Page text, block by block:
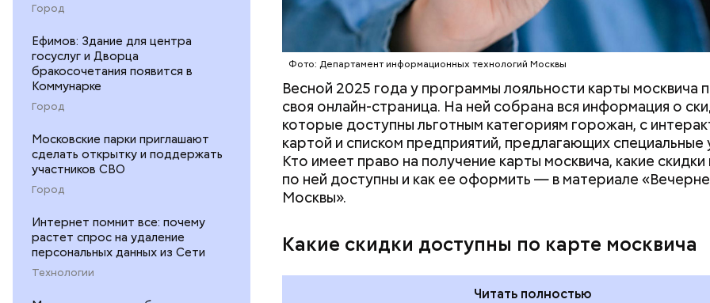
Город
Ефимов: Здание для центра
госуслуг и Дворца
бракосочетания появится в
Коммунарке
Город
Московские парки приглашают
сделать открытку и поддержать
участников СВО
Город
Интернет помнит все: почему
растет спрос на удаление
персональных данных из Сети
Технологии
Фото: Департамент информационных технологий Москвы
Весной 2025 года у программы лояльности карты москвича
своя онлайн-страница. На ней собрана вся информация о
которые доступны льготным категориям горожан, с
картой и списком предприятий, предлагающих специальные
Кто имеет право на получение карты москвича, какие скидки
по ней доступны и как ее оформить — в материале
Москвы».
Какие скидки доступны по карте москвича
Читать полностью
— На сегодняшний день уже готово более 50 процентов
веломаршрута, то есть около 71 километра. В 2023 году его
— от Тимирязевского парка до Лосиного Острова за счет
велополос на улицах между парками. Таким образом, уже
участки от метро «Профсоюзная» до Лосиного Острова.